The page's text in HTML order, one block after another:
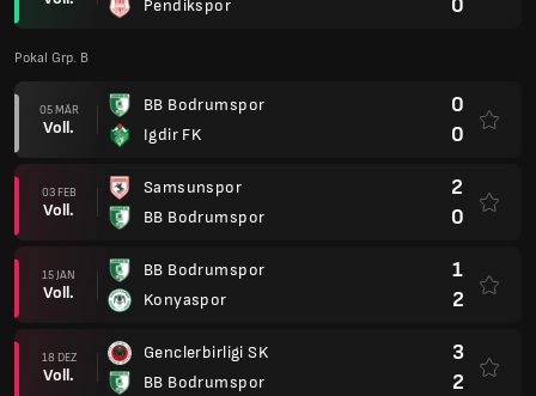
Pendikspor
0
Pokal Grp. B
05 MÄR
Voll.
BB Bodrumspor
Igdir FK
0
0
03 FEB
Voll.
Samsunspor
BB Bodrumspor
2
0
15 JAN
Voll.
BB Bodrumspor
Konyaspor
1
2
18 DEZ
Voll.
Genclerbirligi SK
BB Bodrumspor
3
2